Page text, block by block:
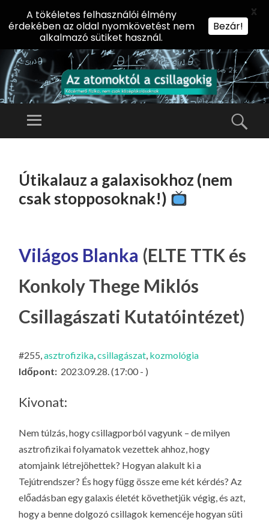
AZ
KT
Ó
CS
IL
LA
G
O
Előadássorozat
az ELTE
Természettudományi
Kar Fizikai
Menü
TARTALOMHOZ
Útikalauz a galaxisokhoz (nem
csak stopposoknak!)
Világos Blanka (ELTE TTK és
Konkoly Thege Miklós
Csillagászati Kutatóintézet)
#255,asztrofizika,csillagászat, kozmológia
Időpont: 2023.09.28. (17:00 - )
Kivonat:
Nem túlzás, hogy csillagporból vagyunk – de milyen
asztrofizikai folyamatok vezettek ahhoz, hogy
atomjaink létrejöhettek? Hogyan alakult ki a
Tejútrendszer? És hogy függ össze eme két kérdés? Az
előadásban egy galaxis életét követhetjük végig, és azt,
hogy a benne dolgozó csillagok kemencéje hogyan süti
A tökéletes felhasználói élmény
érdekében az oldal nyomkövetést nem
alkalmazó sütiket használ.
Bezár!
X